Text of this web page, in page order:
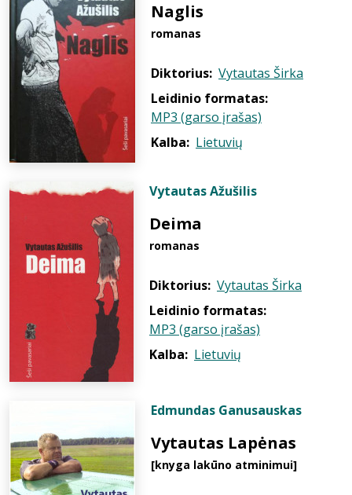
Naglis
romanas
Diktorius: Vytautas Širka
Leidinio formatas:
MP3 (garso įrašas)
Kalba: Lietuvių
Vytautas Ažušilis
Deima
romanas
Diktorius: Vytautas Širka
Leidinio formatas:
MP3 (garso įrašas)
Kalba: Lietuvių
Edmundas Ganusauskas
Vytautas Lapėnas
[knyga lakūno atminimui]